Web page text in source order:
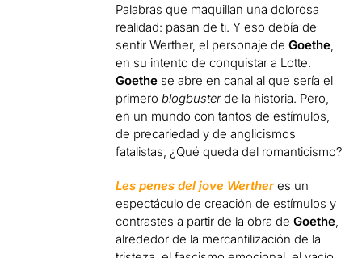
Palabras que maquillan una dolorosa
realidad: pasan de ti. Y eso debía de
sentir Werther, el personaje deGoethe
en su intento de conquistar a Lotte.
Goethe se abre en canal al que sería el
primeroblogbusterde la historia. Pero,
en un mundo con tantos de estímulos,
de precariedad y de anglicismos
fatalistas, ¿Qué queda del romanticismo?
Les penes del jove Wertheres un
espectáculo de creación de estímulos y
contrastes a partir de la obra deGoethe
alrededor de la mercantilización de la